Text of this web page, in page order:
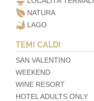
NATURA
LAGO
TEMI CALDI
SAN VALENTINO
WEEKEND
WINE RESORT
HOTEL ADULTS ONLY